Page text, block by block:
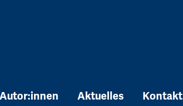
Autor:innen Aktuelles Kontakt